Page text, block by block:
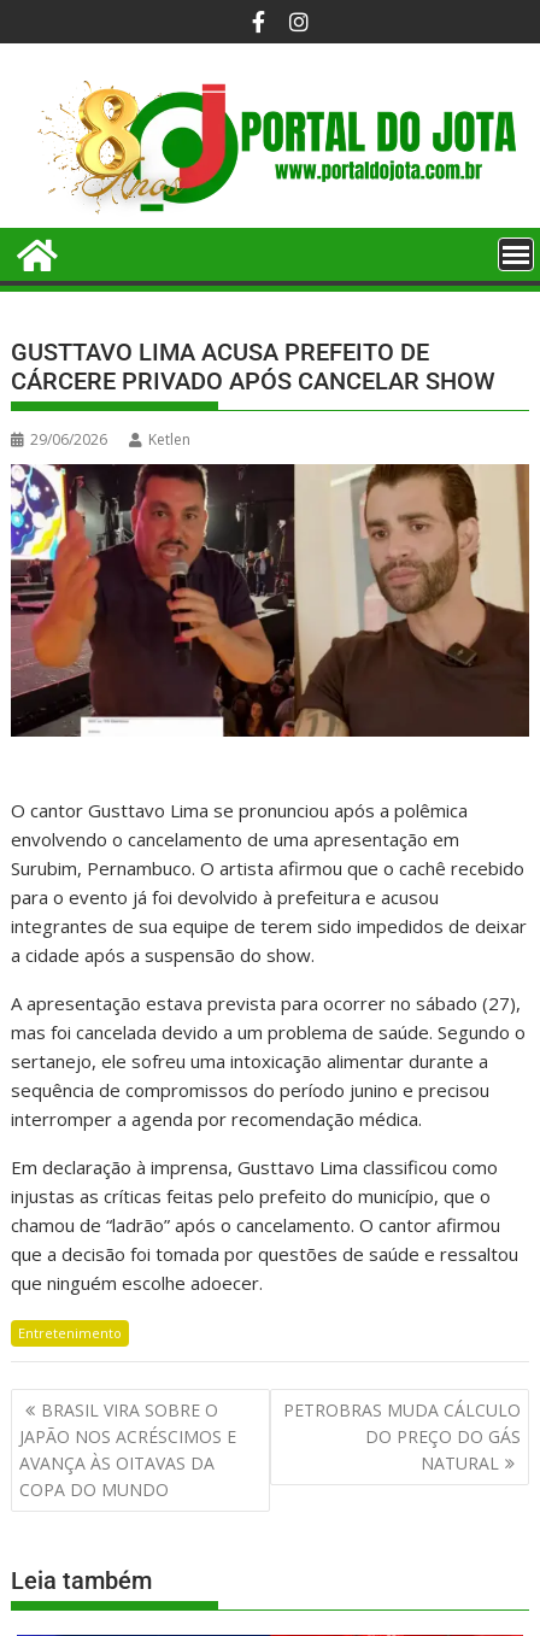
GUSTTAVO LIMA ACUSA PREFEITO DE
CÁRCERE PRIVADO APÓS CANCELAR SHOW
29/06/2026 Ketlen
O cantor Gusttavo Lima se pronunciou após a polêmica
envolvendo o cancelamento de uma apresentação em
Surubim, Pernambuco. O artista afirmou que o cachê recebido
para o evento já foi devolvido à prefeitura e acusou
integrantes de sua equipe de terem sido impedidos de deixar
a cidade após a suspensão do show.
A apresentação estava prevista para ocorrer no sábado (27),
mas foi cancelada devido a um problema de saúde. Segundo o
sertanejo, ele sofreu uma intoxicação alimentar durante a
sequência de compromissos do período junino e precisou
interromper a agenda por recomendação médica.
Em declaração à imprensa, Gusttavo Lima classificou como
injustas as críticas feitas pelo prefeito do município, que o
chamou de “ladrão” após o cancelamento. O cantor afirmou
que a decisão foi tomada por questões de saúde e ressaltou
que ninguém escolhe adoecer.
Entretenimento
BRASIL VIRA SOBRE O
JAPÃO NOS ACRÉSCIMOS E
AVANÇA ÀS OITAVAS DA
COPA DO MUNDO
PETROBRAS MUDA CÁLCULO
DO PREÇO DO GÁS
NATURAL
Leia também